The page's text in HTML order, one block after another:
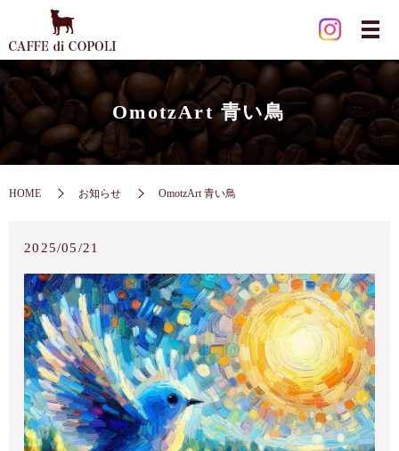
OmotzArt 青い鳥
HOME お知らせ OmotzArt 青い鳥
2025/05/21